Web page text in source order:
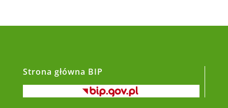
Strona główna BIP